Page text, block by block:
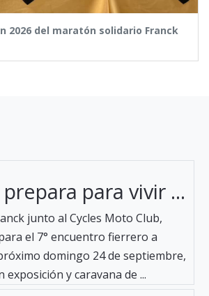
2026 del maratón solidario Franck
prepara para vivir ...
junto al Cycles Moto Club,
el 7° encuentro fierrero a
domingo 24 de septiembre,
exposición y caravana de ...